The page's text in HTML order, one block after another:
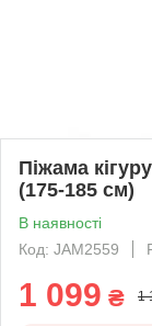
Піжама
(175-185 см)
В наявності
Код: JAM2559
1 099 ₴ 1